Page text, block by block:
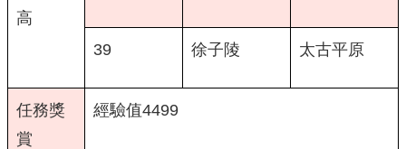
高
39 徐子陵 太古平原
任務獎
賞
經驗值4499